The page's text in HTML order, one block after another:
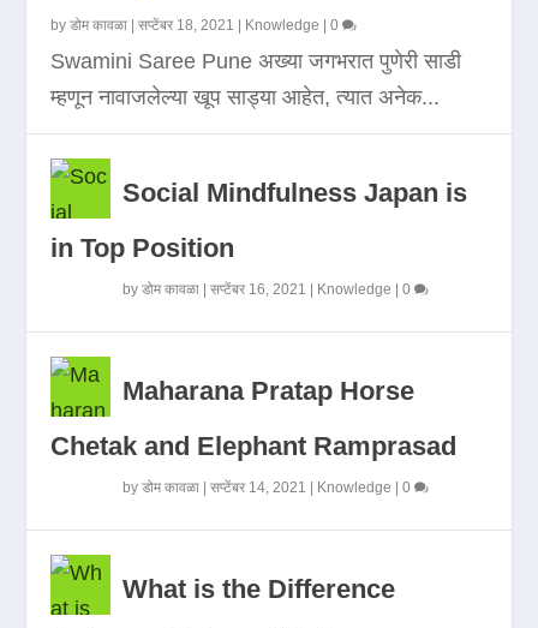
byडोम कावळा |सप्टेंबर 18, 2021 Knowledge |0
Swamini Saree Pune अख्या जगभरात पुणेरी साडी
म्हणून नावाजलेल्या खूप साड्या आहेत, त्यात अनेक...
Social Mindfulness Japan is
in Top Position
byडोम कावळा |सप्टेंबर 16, 2021 Knowledge |0
Maharana Pratap Horse
Chetak and Elephant Ramprasad
byडोम कावळा |सप्टेंबर 14, 2021 Knowledge |0
What is the Difference